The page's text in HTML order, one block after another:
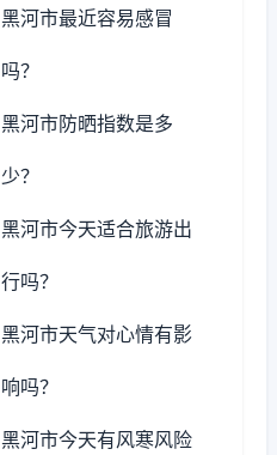
黑河市最近容易感冒
吗？
黑河市防晒指数是多
少？
黑河市今天适合旅游出
行吗？
黑河市天气对心情有影
响吗？
黑河市今天有风寒风险